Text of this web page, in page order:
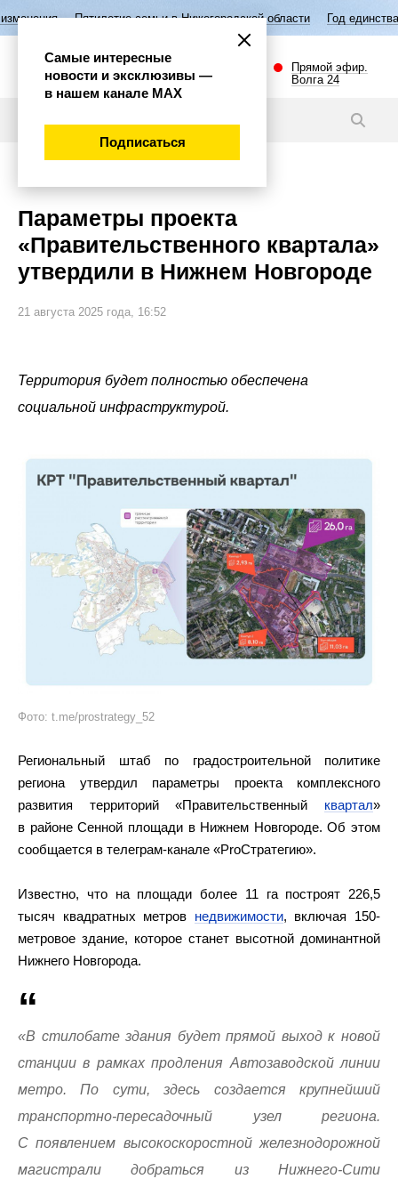
семьи в Нижегородской области Год единства народов России
Прямой эфир.
Волга 24
Параметры проекта
«Правительственного квартала»
утвердили в Нижнем Новгороде
21 августа 2025 года, 16:52
Территория будет полностью обеспечена
социальной инфраструктурой.
Фото: t.me/prostrategy_52
Региональный штаб по градостроительной политике
региона утвердил параметры проекта комплексного
развития территорий «Правительственный квартал»
в районе Сенной площади в Нижнем Новгороде. Об этом
сообщается в телеграм-канале «ProСтратегию».
Известно, что на площади более 11 га построят 226,5
тысяч квадратных метров недвижимости, включая 150-
метровое здание, которое станет высотной доминантной
Нижнего Новгорода.
«В стилобате здания будет прямой выход к новой
станции в рамках продления Автозаводской линии
метро. По сути, здесь создается крупнейший
транспортно-пересадочный узел региона.
С появлением высокоскоростной железнодорожной
магистрали добраться из Нижнего-Сити
Самые интересные
новости и эксклюзивы —
в нашем канале МАХ
Подписаться